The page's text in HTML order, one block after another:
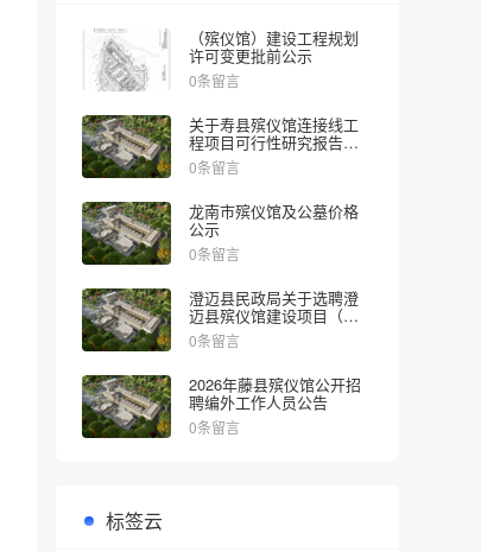
（殡仪馆）建设工程规划
许可变更批前公示
0条留言
关于寿县殡仪馆连接线工
程项目可行性研究报告的
批复
0条留言
龙南市殡仪馆及公墓价格
公示
0条留言
澄迈县民政局关于选聘澄
迈县殡仪馆建设项目（一
期）社会稳定风险评估机
构的公告
0条留言
2026年藤县殡仪馆公开招
聘编外工作人员公告
0条留言
标签云